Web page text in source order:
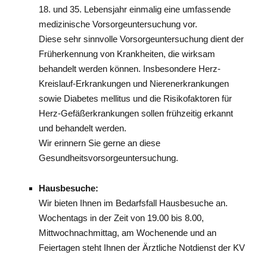
18. und 35. Lebensjahr einmalig eine umfassende
medizinische Vorsorgeuntersuchung vor.
Diese sehr sinnvolle Vorsorgeuntersuchung dient der
Früherkennung von Krankheiten, die wirksam
behandelt werden können. Insbesondere Herz-
Kreislauf-Erkrankungen und Nierenerkrankungen
sowie Diabetes mellitus und die Risikofaktoren für
Herz-Gefäßerkrankungen sollen frühzeitig erkannt
und behandelt werden.
Wir erinnern Sie gerne an diese
Gesundheitsvorsorgeuntersuchung.
Hausbesuche:
Wir bieten Ihnen im Bedarfsfall Hausbesuche an.
Wochentags in der Zeit von 19.00 bis 8.00,
Mittwochnachmittag, am Wochenende und an
Feiertagen steht Ihnen der Ärztliche Notdienst der KV